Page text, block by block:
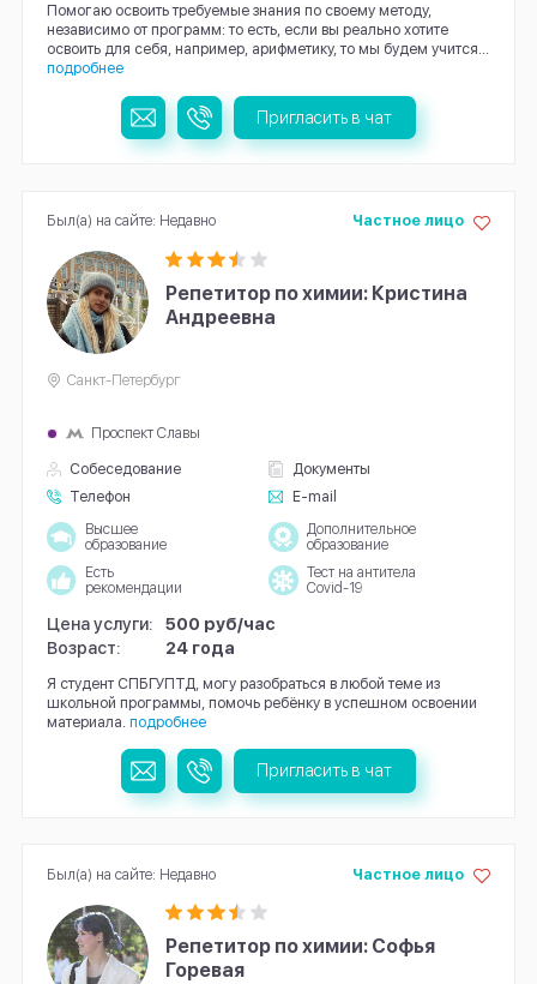
Помогаю освоить требуемые знания по своему методу,
независимо от программ: то есть, если вы реально хотите
освоить для себя, например, арифметику, то мы будем учится...
подробнее
Пригласить в чат
Репетитор по химии: Кристина
Андреевна
Собеседование
Документы
Телефон
E-mail
Частное лицо
Санкт-Петербург
Проспект Славы
Высшее
образование
Дополнительное
образование
Есть
рекомендации
Тест на антитела
Covid-19
Цена услуги:
500 руб/час
Возраст:
24 года
Я студент СПБГУПТД, могу разобраться в любой теме из
школьной программы, помочь ребёнку в успешном освоении
материала. подробнее
Был(а) на сайте: Недавно
Пригласить в чат
Репетитор по химии: Софья
Горевая
Частное лицо
Был(а) на сайте: Недавно